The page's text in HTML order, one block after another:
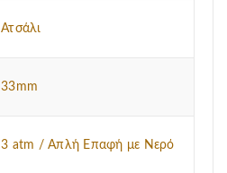
Ατσάλι
33mm
3 atm / Απλή Επαφή με Νερό